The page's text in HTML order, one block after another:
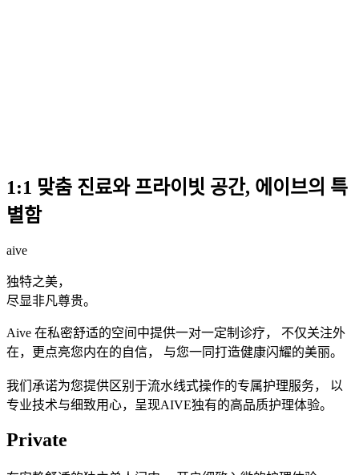
1:1 맞춤 진료와 프라이빗 공간, 에이브의 특
별함
aive
独特之美，
尽显非凡尊贵。
Aive 在私密舒适的空间中提供一对一定制诊疗， 不仅关注外
在，更点亮您内在的自信， 与您一同打造健康闪耀的美丽。
我们承诺为您提供区别于流水线式操作的专属护理服务， 以
专业技术与细致用心，呈现AIVE独有的高品质护理体验。
Private